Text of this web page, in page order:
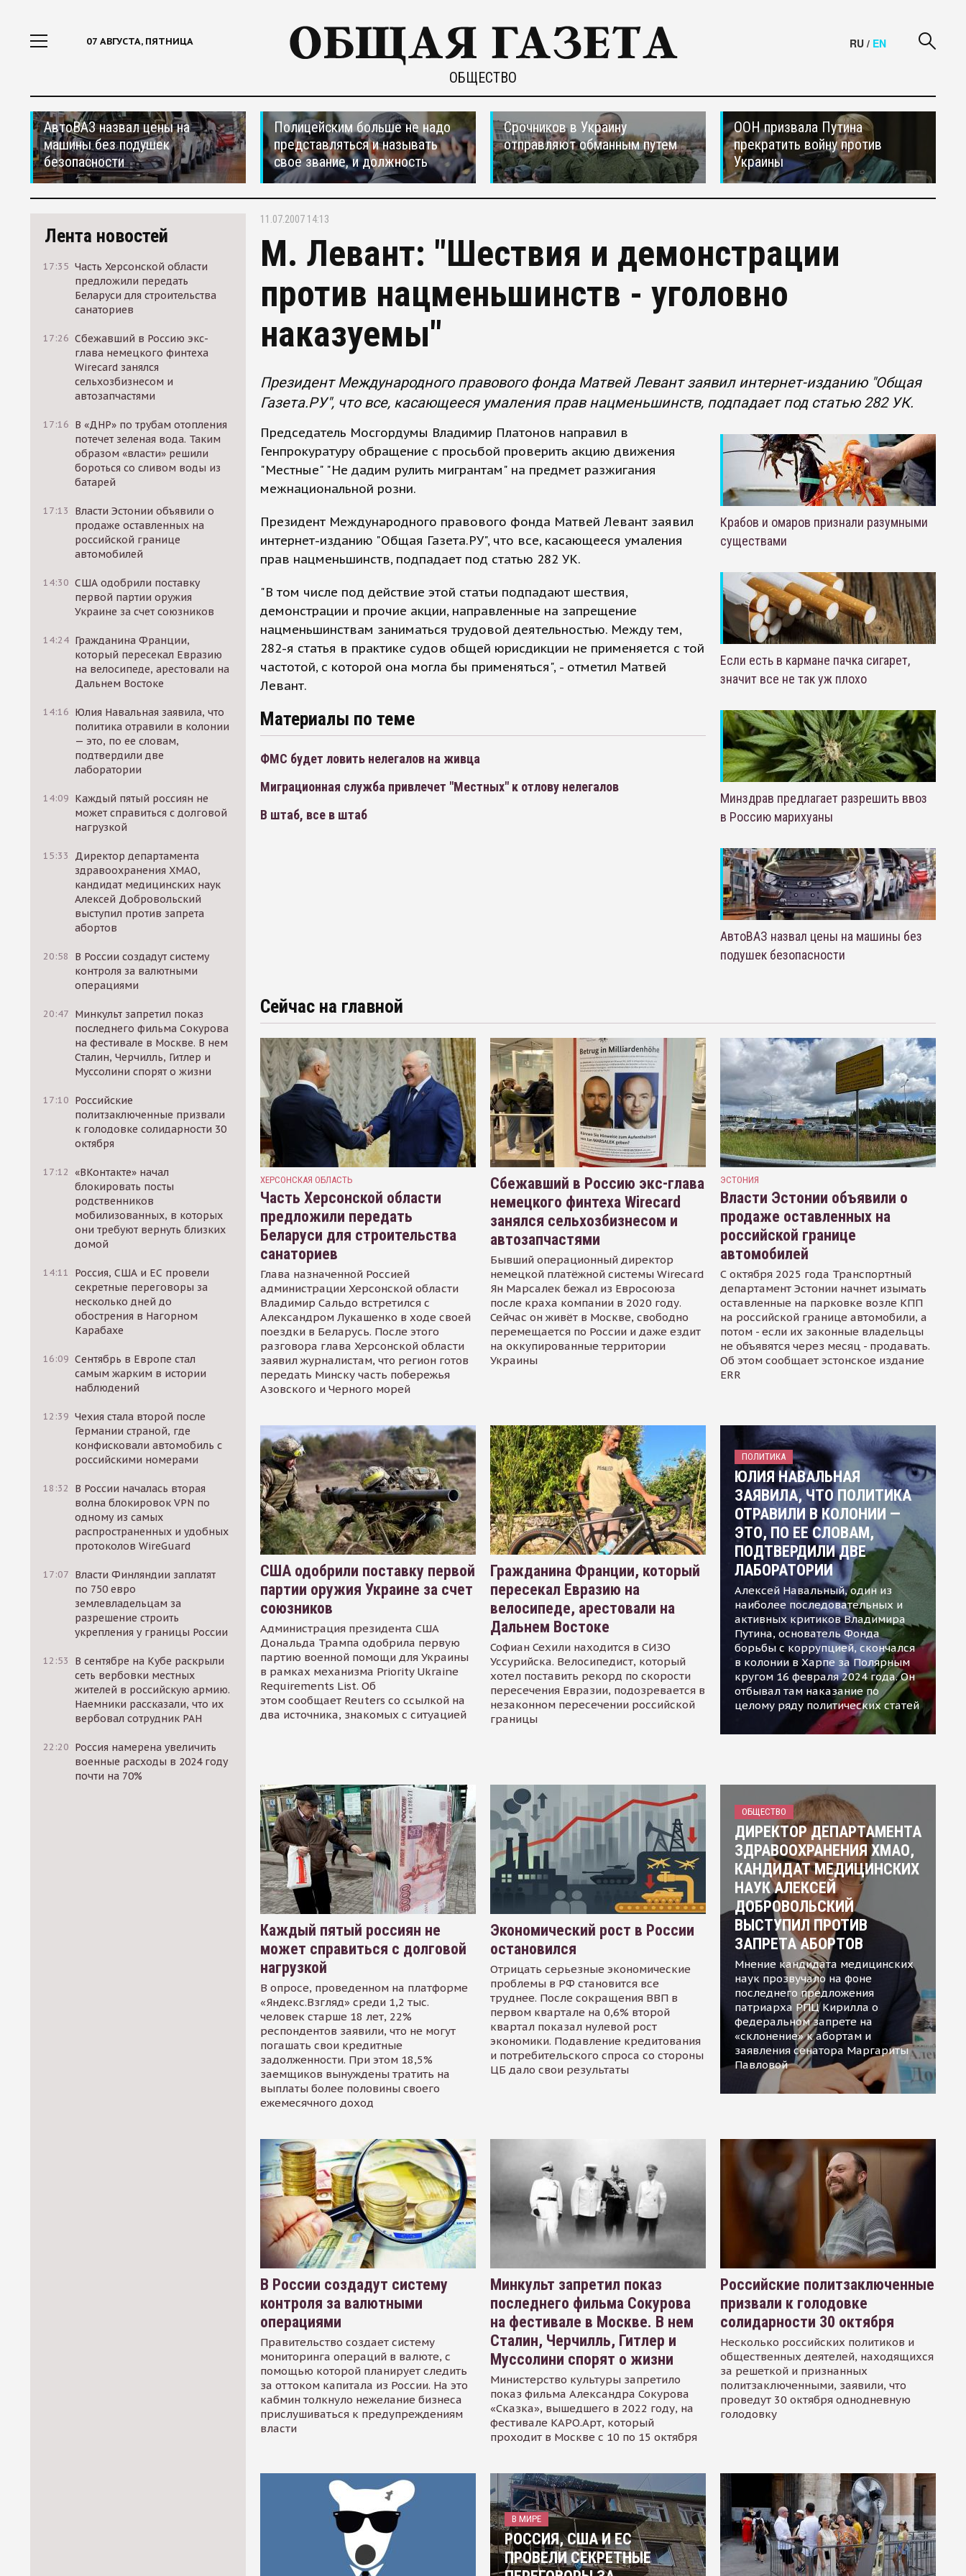
07 АВГУСТА, ПЯТНИЦА
ОБЩЕСТВО
RU / EN
АвтоВАЗ назвал цены на
машины без подушек
безопасности
Полицейским больше не надо
представляться и называть
свое звание, и должность
Срочников в Украину
отправляют обманным путем
ООН призвала Путина
прекратить войну против
Украины
Лента новостей
17:35 Часть Херсонской области
предложили передать
Беларуси для строительства
санаториев
17:26 Сбежавший в Россию экс-
глава немецкого финтеха
Wirecard занялся
сельхозбизнесом и
автозапчастями
17:16 В «ДНР» по трубам отопления
потечет зеленая вода. Таким
образом «власти» решили
бороться со сливом воды из
батарей
17:13
Власти Эстонии объявили о
продаже оставленных на
российской границе
автомобилей
14:30 США одобрили поставку
первой партии оружия
Украине за счет союзников
14:24 Гражданина Франции,
который пересекал Евразию
на велосипеде, арестовали на
Дальнем Востоке
14:16 Юлия Навальная заявила, что
политика отравили в колонии
— это, по ее словам,
подтвердили две
лаборатории
14:09 Каждый пятый россиян не
может справиться с долговой
нагрузкой
15:33
Директор департамента
здравоохранения ХМАО,
кандидат медицинских наук
Алексей Добровольский
выступил против запрета
абортов
20:58
В России создадут систему
контроля за валютными
операциями
20:47 Минкульт запретил показ
последнего фильма Сокурова
на фестивале в Москве. В нем
Сталин, Черчилль, Гитлер и
Муссолини спорят о жизни
17:10 Российские
политзаключенные призвали
к голодовке солидарности 30
октября
17:12 «ВКонтакте» начал
блокировать посты
родственников
мобилизованных, в которых
они требуют вернуть близких
домой
14:11
Россия, США и ЕС провели
секретные переговоры за
несколько дней до
обострения в Нагорном
Карабахе
16:09 Сентябрь в Европе стал
самым жарким в истории
наблюдений
12:39 Чехия стала второй после
Германии страной, где
конфисковали автомобиль с
российскими номерами
18:32
В России началась вторая
волна блокировок VPN по
одному из самых
распространенных и удобных
протоколов WireGuard
17:07 Власти Финляндии заплатят
по 750 евро
землевладельцам за
разрешение строить
укрепления у границы России
12:53
В сентябре на Кубе раскрыли
сеть вербовки местных
жителей в российскую армию.
Наемники рассказали, что их
вербовал сотрудник РАН
22:20 Россия намерена увеличить
военные расходы в 2024 году
почти на 70%
11.07.2007 14:13
М. Левант: "Шествия и демонстрации
против нацменьшинств - уголовно
наказуемы"
Президент Международного правового фонда Матвей Левант заявил интернет-изданию "Общая
Газета.РУ", что все, касающееся умаления прав нацменьшинств, подпадает под статью 282 УК.
Председатель Мосгордумы Владимир Платонов направил в
Генпрокуратуру обращение с просьбой проверить акцию движения
"Местные" "Не дадим рулить мигрантам" на предмет разжигания
межнациональной розни.
Президент Международного правового фонда Матвей Левант заявил
интернет-изданию "Общая Газета.РУ", что все, касающееся умаления
прав нацменьшинств, подпадает под статью 282 УК.
"В том числе под действие этой статьи подпадают шествия,
демонстрации и прочие акции, направленные на запрещение
нацменьшинствам заниматься трудовой деятельностью. Между тем,
282-я статья в практике судов общей юрисдикции не применяется с той
частотой, с которой она могла бы применяться", - отметил Матвей
Левант.
Материалы по теме
ФМС будет ловить нелегалов на живца
Миграционная служба привлечет "Местных" к отлову нелегалов
В штаб, все в штаб
Крабов и омаров признали разумными
существами
Если есть в кармане пачка сигарет,
значит все не так уж плохо
Минздрав предлагает разрешить ввоз
в Россию марихуаны
АвтоВАЗ назвал цены на машины без
подушек безопасности
Сейчас на главной
ХЕРСОНСКАЯ ОБЛАСТЬ
Часть Херсонской области
предложили передать
Беларуси для строительства
санаториев
Глава назначенной Россией
администрации Херсонской области
Владимир Сальдо встретился с
Александром Лукашенко в ходе своей
поездки в Беларусь. После этого
разговора глава Херсонской области
заявил журналистам, что регион готов
передать Минску часть побережья
Азовского и Черного морей
Сбежавший в Россию экс-глава
немецкого финтеха Wirecard
занялся сельхозбизнесом и
автозапчастями
Бывший операционный директор
немецкой платёжной системы Wirecard
Ян Марсалек бежал из Евросоюза
после краха компании в 2020 году.
Сейчас он живёт в Москве, свободно
перемещается по России и даже ездит
на оккупированные территории
Украины
ЭСТОНИЯ
Власти Эстонии объявили о
продаже оставленных на
российской границе
автомобилей
С октября 2025 года Транспортный
департамент Эстонии начнет изымать
оставленные на парковке возле КПП
на российской границе автомобили, а
потом - если их законные владельцы
не объявятся через месяц - продавать.
Об этом сообщает эстонское издание
ERR
США одобрили поставку первой
партии оружия Украине за счет
союзников
Администрация президента США
Дональда Трампа одобрила первую
партию военной помощи для Украины
в рамках механизма Priority Ukraine
Requirements List. Об
этом сообщает Reuters со ссылкой на
два источника, знакомых с ситуацией
Гражданина Франции, который
пересекал Евразию на
велосипеде, арестовали на
Дальнем Востоке
Софиан Сехили находится в СИЗО
Уссурийска. Велосипедист, который
хотел поставить рекорд по скорости
пересечения Евразии, подозревается в
незаконном пересечении российской
границы
ПОЛИТИКА
ЮЛИЯ НАВАЛЬНАЯ
ЗАЯВИЛА, ЧТО ПОЛИТИКА
ОТРАВИЛИ В КОЛОНИИ —
ЭТО, ПО ЕЕ СЛОВАМ,
ПОДТВЕРДИЛИ ДВЕ
ЛАБОРАТОРИИ
Алексей Навальный, один из
наиболее последовательных и
активных критиков Владимира
Путина, основатель Фонда
борьбы с коррупцией, скончался
в колонии в Харпе за Полярным
кругом 16 февраля 2024 года. Он
отбывал там наказание по
целому ряду политических статей
Каждый пятый россиян не
может справиться с долговой
нагрузкой
В опросе, проведенном на платформе
«Яндекс.Взгляд» среди 1,2 тыс.
человек старше 18 лет, 22%
респондентов заявили, что не могут
погашать свои кредитные
задолженности. При этом 18,5%
заемщиков вынуждены тратить на
выплаты более половины своего
ежемесячного доход
Экономический рост в России
остановился
Отрицать серьезные экономические
проблемы в РФ становится все
труднее. После сокращения ВВП в
первом квартале на 0,6% второй
квартал показал нулевой рост
экономики. Подавление кредитования
и потребительского спроса со стороны
ЦБ дало свои результаты
ОБЩЕСТВО
ДИРЕКТОР ДЕПАРТАМЕНТА
ЗДРАВООХРАНЕНИЯ ХМАО,
КАНДИДАТ МЕДИЦИНСКИХ
НАУК АЛЕКСЕЙ
ДОБРОВОЛЬСКИЙ
ВЫСТУПИЛ ПРОТИВ
ЗАПРЕТА АБОРТОВ
Мнение кандидата медицинских
наук прозвучало на фоне
последнего предложения
патриарха РПЦ Кирилла о
федеральном запрете на
«склонение» к абортам и
заявления сенатора Маргариты
Павловой
В России создадут систему
контроля за валютными
операциями
Правительство создает систему
мониторинга операций в валюте, с
помощью которой планирует следить
за оттоком капитала из России. На это
кабмин толкнуло нежелание бизнеса
прислушиваться к предупреждениям
власти
Минкульт запретил показ
последнего фильма Сокурова
на фестивале в Москве. В нем
Сталин, Черчилль, Гитлер и
Муссолини спорят о жизни
Министерство культуры запретило
показ фильма Александра Сокурова
«Сказка», вышедшего в 2022 году, на
фестивале КАРО.Арт, который
проходит в Москве с 10 по 15 октября
Российские политзаключенные
призвали к голодовке
солидарности 30 октября
Несколько российских политиков и
общественных деятелей, находящихся
за решеткой и признанных
политзаключенными, заявили, что
проведут 30 октября однодневную
голодовку
В МИРЕ
РОССИЯ, США И ЕС
ПРОВЕЛИ СЕКРЕТНЫЕ